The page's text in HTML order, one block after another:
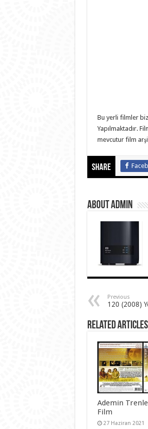
Bu yerli filmler
Yapılmaktadır.
mevcutur film
Share
About Admin
Previous
120 (2008)
Related Articles
Ademin
Film
27 Haziran 2021